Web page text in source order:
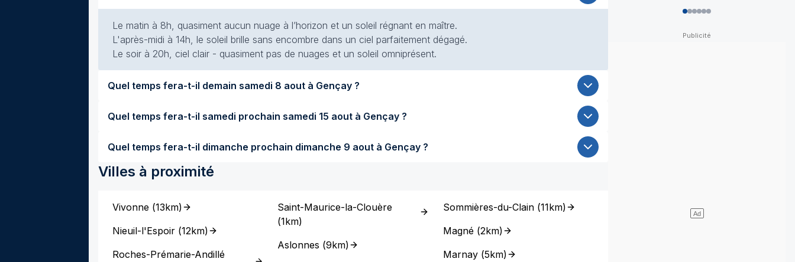
Le matin à 8h, quasiment aucun nuage à l’horizon et un soleil régnant en maître.
L'après-midi à 14h, le soleil brille sans encombre dans un ciel parfaitement dégagé.
Le soir à 20h, ciel clair - quasiment pas de nuages et un soleil omniprésent.
Quel temps fera-t-il demain samedi 8 aout à Gençay ?
Quel temps fera-t-il samedi prochain samedi 15 aout à Gençay ?
Quel temps fera-t-il dimanche prochain dimanche 9 aout à Gençay ?
Villes à proximité
Vivonne (13km)
Nieuil-l'Espoir (12km)
Roches-Prémarie-Andillé
Saint-Maurice-la-Clouère
(1km)
Aslonnes (9km)
Sommières-du-Clain(11km)
Magné(2km)
Marnay(5km)